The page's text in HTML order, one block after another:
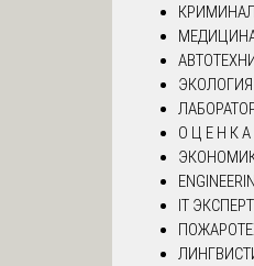
ЭКОЛОГИЯ
О Ц Е Н К А
IT